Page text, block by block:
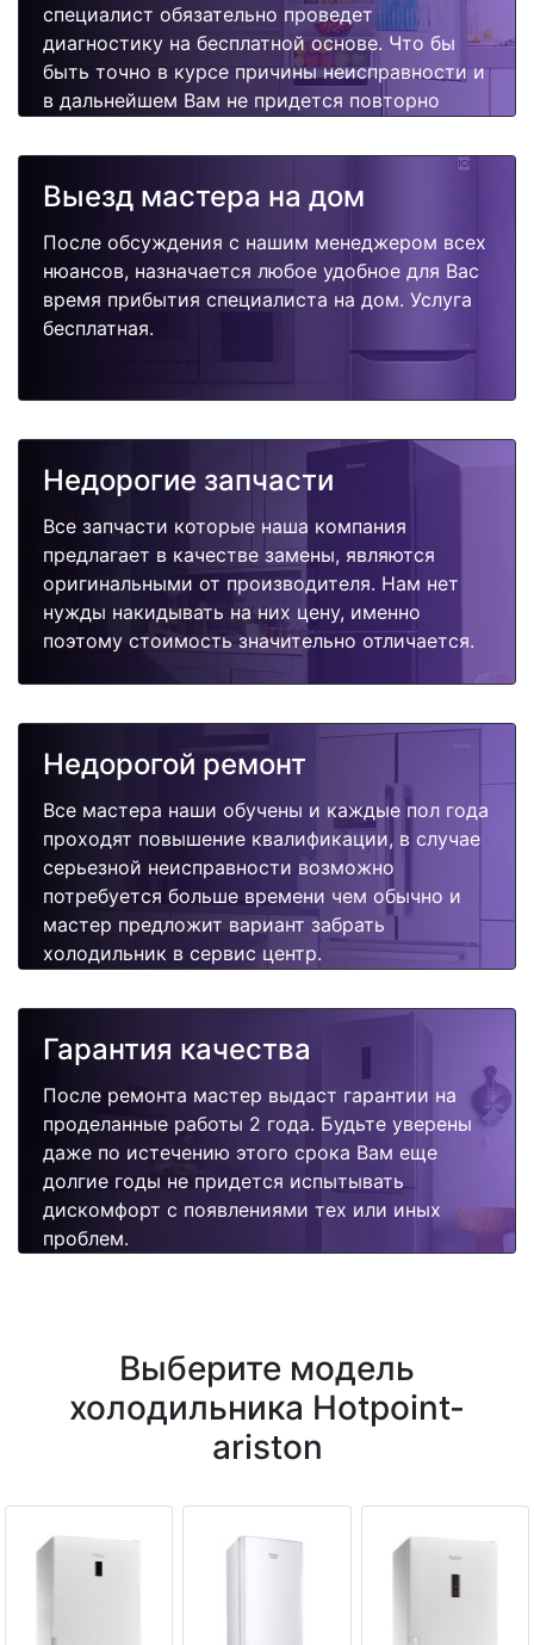
специалист обязательно проведет
диагностику на бесплатной основе. Что бы
быть точно в курсе причины неисправности и
в дальнейшем Вам не придется повторно
поломок.
Выезд мастера на дом
После обсуждения с нашим менеджером всех
нюансов, назначается любое удобное для Вас
время прибытия специалиста на дом. Услуга
бесплатная.
Недорогие запчасти
Все запчасти которые наша компания
предлагает в качестве замены, являются
оригинальными от производителя. Нам нет
нужды накидывать на них цену, именно
поэтому стоимость значительно отличается.
Недорогой ремонт
Все мастера наши обучены и каждые пол года
проходят повышение квалификации, в случае
серьезной неисправности возможно
потребуется больше времени чем обычно и
мастер предложит вариант забрать
холодильник в сервис центр.
Гарантия качества
После ремонта мастер выдаст гарантии на
проделанные работы 2 года. Будьте уверены
даже по истечению этого срока Вам еще
долгие годы не придется испытывать
дискомфорт с появлениями тех или иных
проблем.
Выберите модель
холодильника Hotpoint-
ariston